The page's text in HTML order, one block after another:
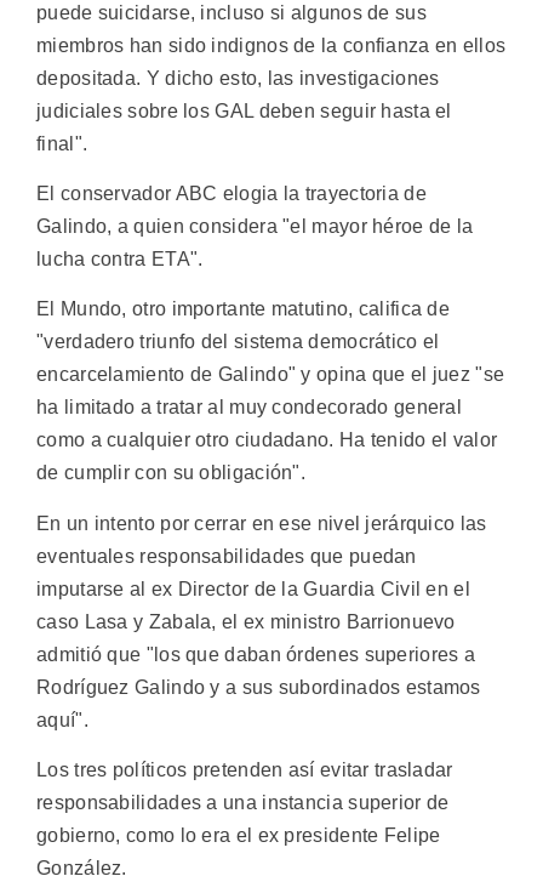
puede suicidarse, incluso si algunos de sus
miembros han sido indignos de la confianza en ellos
depositada. Y dicho esto, las investigaciones
judiciales sobre los GAL deben seguir hasta el
final".
El conservador ABC elogia la trayectoria de
Galindo, a quien considera "el mayor héroe de la
lucha contra ETA".
El Mundo, otro importante matutino, califica de
"verdadero triunfo del sistema democrático el
encarcelamiento de Galindo" y opina que el juez "se
ha limitado a tratar al muy condecorado general
como a cualquier otro ciudadano. Ha tenido el valor
de cumplir con su obligación".
En un intento por cerrar en ese nivel jerárquico las
eventuales responsabilidades que puedan
imputarse al ex Director de la Guardia Civil en el
caso Lasa y Zabala, el ex ministro Barrionuevo
admitió que "los que daban órdenes superiores a
Rodríguez Galindo y a sus subordinados estamos
aquí".
Los tres políticos pretenden así evitar trasladar
responsabilidades a una instancia superior de
gobierno, como lo era el ex presidente Felipe
González.